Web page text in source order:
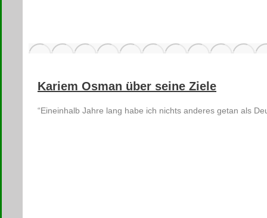
Kariem Osman über seine Ziele
“Eineinhalb Jahre lang habe ich nichts anderes getan als